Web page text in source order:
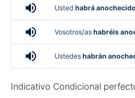
volume_up Usted habrá anochecido
volume_up Vosotros/ashabréis
volume_up Ustedeshabrán
Indicativo Condicional